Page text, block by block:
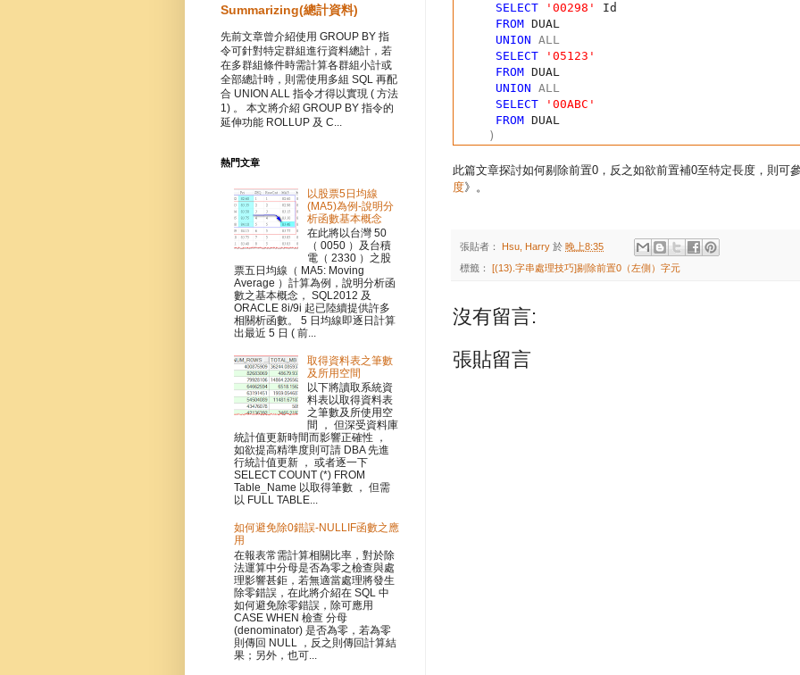
SELECT
'00298'
Id
FROM DUAL
UNION
ALL
SELECT
'05123'
FROM DUAL
UNION
ALL
SELECT
'00ABC'
FROM DUAL
)
此篇文章探討如何剔除前置0，反之如欲前置補0至特定長度，則可
度》 。
張貼者： Hsu, Harry 於 晚上8:35
標籤： [(13).字串處理技巧]剔除前置0（左側）字元
沒有留言:
張貼留言
Summarizing(總計資料)
先前文章曾介紹使用 GROUP BY 指
令可針對特定群組進行資料總計，若
在多群組條件時需計算各群組小計或
全部總計時，則需使用多組 SQL 再配
合 UNION ALL 指令才得以實現 ( 方法
1) 。 本文將介紹 GROUP BY 指令的
延伸功能 ROLLUP 及 C...
熱門文章
以股票5日均線
(MA5)為例-說明分
析函數基本概念
在此將以台灣 50
（ 0050 ）及台積
電（ 2330 ）之股
票五日均線（ MA5: Moving
Average ）計算為例，說明分析函
數之基本概念， SQL2012 及
ORACLE 8i/9i 起已陸續提供許多
相關析函數。 5 日均線即逐日計算
出最近 5 日 ( 前...
取得資料表之筆數
及所用空間
以下將讀取系統資
料表以取得資料表
之筆數及所使用空
間 ， 但深受資料庫
統計值更新時間而影響正確性 ，
如欲提高精準度則可請 DBA 先進
行統計值更新 ， 或者逐一下
SELECT COUNT (*) FROM
Table_Name 以取得筆數 ， 但需
以 FULL TABLE...
如何避免除0錯誤-NULLIF函數之應
用
在報表常需計算相關比率，對於除
法運算中分母是否為零之檢查與處
理影響甚鉅，若無適當處理將發生
除零錯誤，在此將介紹在 SQL 中
如何避免除零錯誤，除可應用
CASE WHEN 檢查 分母
(denominator) 是否為零，若為零
則傳回 NULL ，反之則傳回計算結
果；另外，也可...